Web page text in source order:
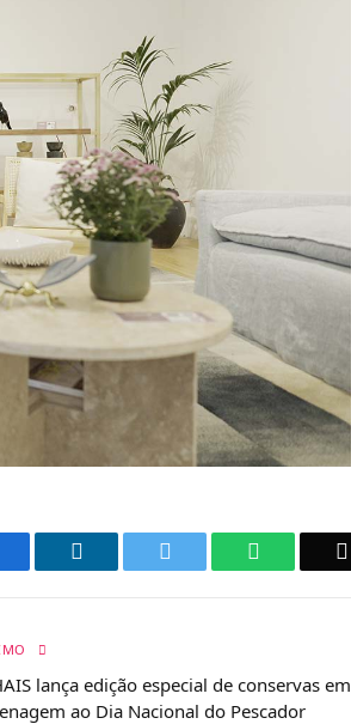
Facebook LinkedIn WhatsApp
lança edição especial de conservas em
ao Dia Nacional do Pescador